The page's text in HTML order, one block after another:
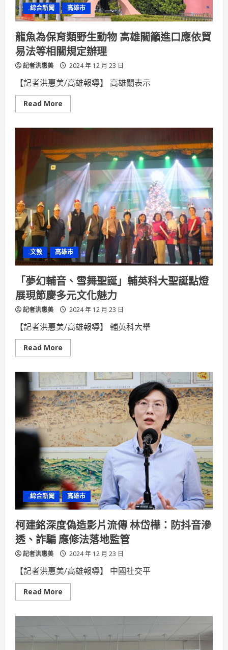
榮
.綜合新聞 高雄市
龍魚為保育類野生動物 高雄關籲進口應依貿
易法等相關規定辦理
記者洪惠美 2024 年 12 月 23 日
【記者洪惠美/高雄報導】 高雄關表示
Read More
more
保
育
類
生
動
物
高
雄
關
籲
進
口
應
依
貿
易
法
等
相
關
規
定
辦
.文教 高雄市
「夢幻輔音、雪舞聖誕」輔英科大聖誕點燈
展現節慶多元文化魅力
記者洪惠美 2024 年 12 月 23 日
【記者洪惠美/高雄報導】 輔英科大舉
Read More
more
輔
音、
雪
舞
聖
誕」
輔
英
科
大
聖
誕
點
燈
展
現
節
慶
多
元
文
化
魅
力
.綜合新聞 高雄市
柯建銘深度偽造影片流傳 林岱樺：防抖音滲
透、詐騙 應修法落地監管
記者洪惠美 2024 年 12 月 23 日
【記者洪惠美/高雄報導】 中國社交平
Read More
more
度